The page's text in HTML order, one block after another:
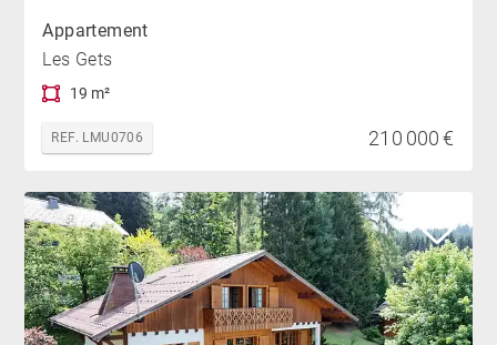
Appartement
Les Gets
19 m²
REF. LMU0706 210 000 €